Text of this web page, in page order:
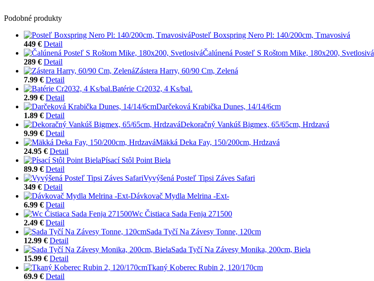
Podobné produkty
Posteľ Boxspring Nero Pl: 140/200cm, Tmavosivá
449 € Detail
Čalúnená Posteľ S Roštom Mike, 180x200, Svetlosivá
289 € Detail
Zástera Harry, 60/90 Cm, Zelená
7.99 € Detail
Batérie Cr2032, 4 Ks/bal.
2.99 € Detail
Darčeková Krabička Dunes, 14/14/6cm
1.89 € Detail
Dekoračný Vankúš Bigmex, 65/65cm, Hrdzavá
9.99 € Detail
Mäkká Deka Fay, 150/200cm, Hrdzavá
24.95 € Detail
Písací Stôl Point Biela
89.9 € Detail
Vyvýšená Posteľ Tipsi Záves Safari
349 € Detail
Dávkovač Mydla Melrina -Ext-
6.99 € Detail
Wc Čistiaca Sada Fenja 271500
2.49 € Detail
Sada Tyčí Na Závesy Tonne, 120cm
12.99 € Detail
Sada Tyčí Na Závesy Monika, 200cm, Biela
15.99 € Detail
Tkaný Koberec Rubin 2, 120/170cm
69.9 € Detail